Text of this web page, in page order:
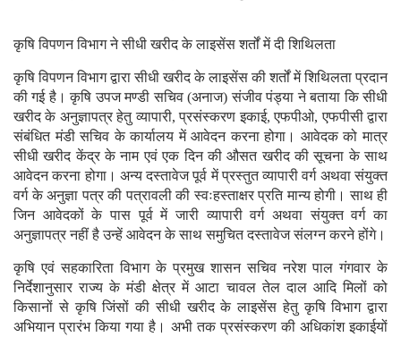
कृषि विपणन विभाग ने सीधी खरीद के लाइसेंस शर्तों में दी शिथिलता
कृषि विपणन विभाग द्वारा सीधी खरीद के लाइसेंस की शर्तों में शिथिलता प्रदान
की गई है। कृषि उपज मण्डी सचिव (अनाज) संजीव पंड्या ने बताया कि सीधी
खरीद के अनुज्ञापत्र हेतु व्यापारी, प्रसंस्करण इकाई, एफपीओ, एफपीसी द्वारा
संबंधित मंडी सचिव के कार्यालय में आवेदन करना होगा। आवेदक को मात्र
सीधी खरीद केंद्र के नाम एवं एक दिन की औसत खरीद की सूचना के साथ
आवेदन करना होगा। अन्य दस्तावेज पूर्व में प्रस्तुत व्यापारी वर्ग अथवा संयुक्त
वर्ग के अनुज्ञा पत्र की पत्रावली की स्वःहस्ताक्षर प्रति मान्य होगी। साथ ही
जिन आवेदकों के पास पूर्व में जारी व्यापारी वर्ग अथवा संयुक्त वर्ग का
अनुज्ञापत्र नहीं है उन्हें आवेदन के साथ समुचित दस्तावेज संलग्न करने होंगे।
कृषि एवं सहकारिता विभाग के प्रमुख शासन सचिव नरेश पाल गंगवार के
निर्देशानुसार राज्य के मंडी क्षेत्र में आटा चावल तेल दाल आदि मिलों को
किसानों से कृषि जिंसों की सीधी खरीद के लाइसेंस हेतु कृषि विभाग द्वारा
अभियान प्रारंभ किया गया है। अभी तक प्रसंस्करण की अधिकांश इकाईयों